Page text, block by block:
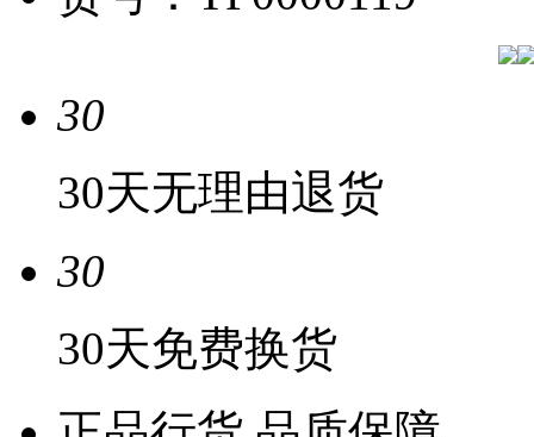
30
30天无理由退货
30
30天免费换货